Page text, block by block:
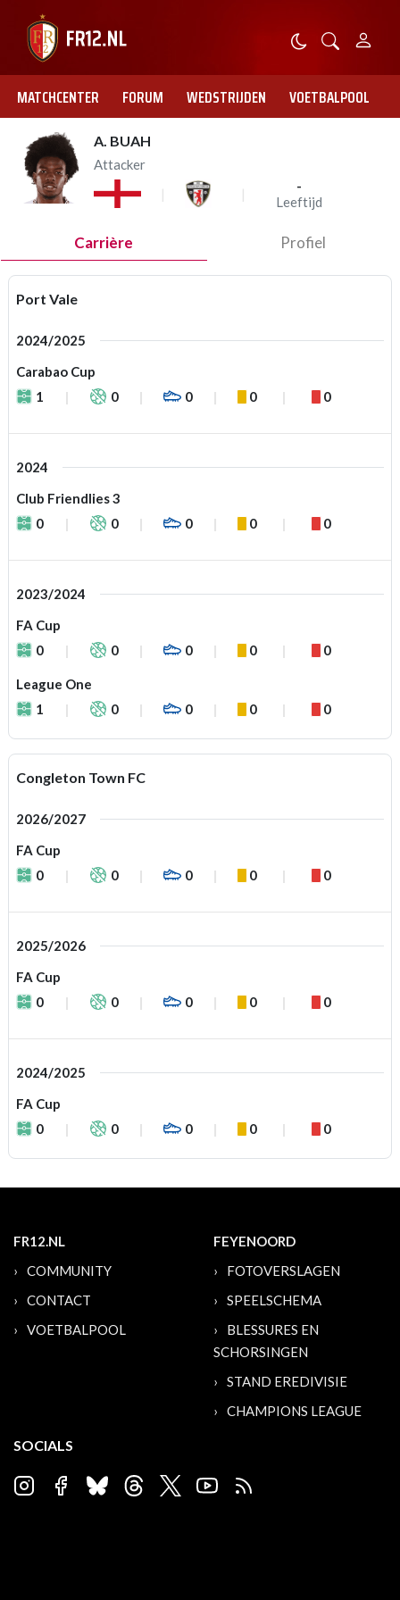
MATCHCENTER FORUM WEDSTRIJDEN VOETBALPOOL
A. BUAH
Attacker
-
Leeftijd
Carrière Profiel
Port Vale
2024/2025
Carabao Cup
1
0 0 0 0
2024
Club Friendlies 3
0
0 0 0 0
2023/2024
FA Cup
0
0 0 0 0
League One
1
0 0 0 0
Congleton Town FC
2026/2027
FA Cup
0
0 0 0 0
2025/2026
FA Cup
0
0 0 0 0
2024/2025
FA Cup
0
0 0 0 0
FR12.NL
COMMUNITY
CONTACT
VOETBALPOOL
FEYENOORD
FOTOVERSLAGEN
SPEELSCHEMA
BLESSURES EN
SCHORSINGEN
STAND EREDIVISIE
CHAMPIONS LEAGUE
SOCIALS